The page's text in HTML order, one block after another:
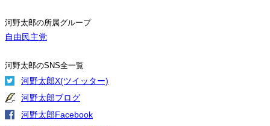
河野太郎の所属グループ
自由民主党
河野太郎のSNS全一覧
河野太郎X(ツイッター)
河野太郎ブログ
河野太郎Facebook